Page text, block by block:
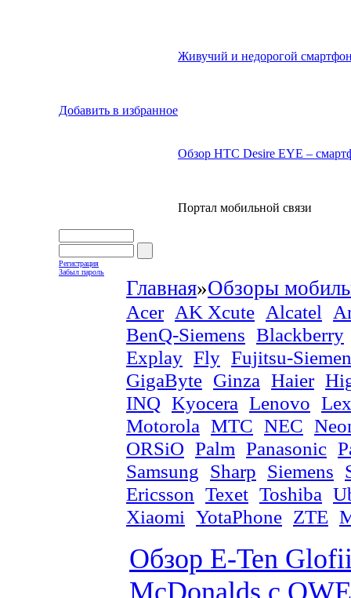
Добавить в избранное
Живучий и недорогой
Обзор HTC Desire EYE –
Портал мобильной связи
Регистрация
Забыл пароль
Главная»Обзоры
Acer AK Xcute Alcatel
BenQ-Siemens Blackberry
Explay Fly Fujitsu-
GigaByte Ginza Haier
INQ Kyocera Lenovo
Motorola MTC NEC
ORSiO Palm Panasonic
Samsung Sharp Siemens
Ericsson Texet Toshiba
Xiaomi YotaPhone ZTE
Обзор E-Ten
McDonalds с